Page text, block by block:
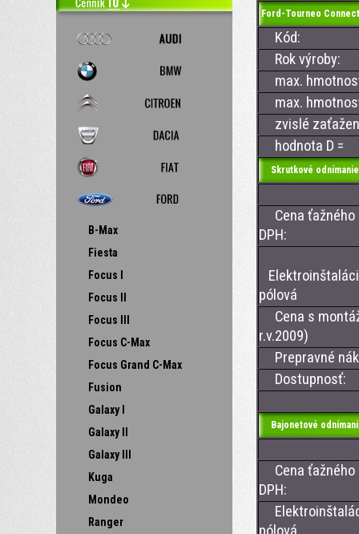
B-Max
Fiesta
Focus I
Focus II
Focus III
Focus C-Max
Focus Grand C-Max
Fusion
Galaxy I
Galaxy II
Galaxy III
Kuga
Mondeo
Ranger
Ford-Tourneo
Kód:
Rok výroby:
max.
max.
zvislé
hodnota D =
Skrutkové
Cena ťažného
DPH:
pólová
Cena s
r.v.2009)
Prepravné
Dostupnosť:
Bajonetové
Cena ťažného
DPH:
pólová